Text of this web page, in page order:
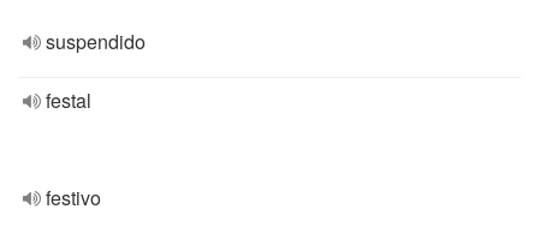
suspendido
festal
festivo